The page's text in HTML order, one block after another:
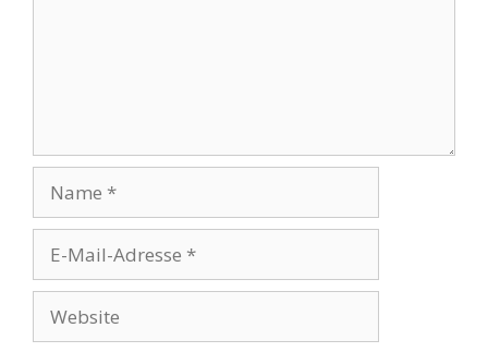
Mail-
Adresse